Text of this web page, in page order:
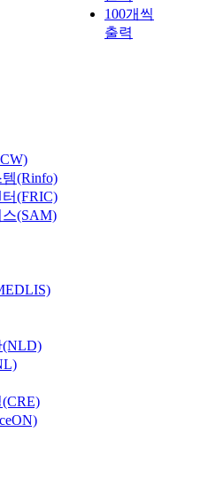
100개씩
출력
(Rinfo)
(FRIC)
(SAM)
(NLD)